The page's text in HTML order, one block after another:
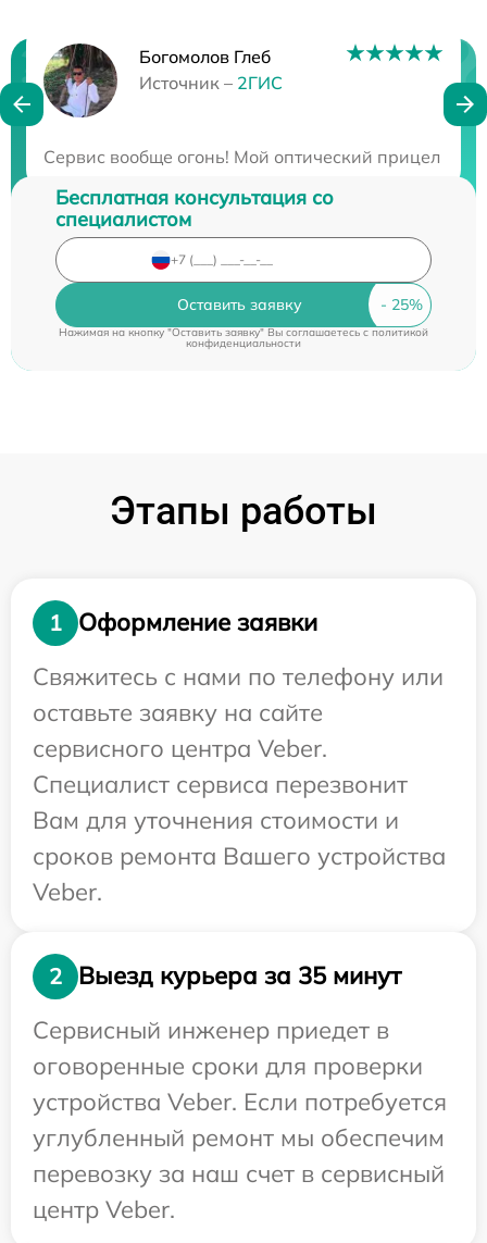
Богомолов Глеб
Источник – 2ГИС
Сервис вообще огонь! Мой оптический прицел
Нужна консультация?
Бесплатная консультация со
специалистом
Оставить заявку
Нажимая на кнопку "Оставить заявку" Вы соглашаетесь cполитикой
конфиденциальности
Этапы работы
1
Оформление заявки
Свяжитесь с нами по телефону или
оставьте заявку на сайте
сервисного центра Veber.
Специалист сервиса перезвонит
Вам для уточнения стоимости и
сроков ремонта Вашего устройства
Veber.
2
Выезд курьера за 35 минут
Сервисный инженер приедет в
оговоренные сроки для проверки
устройства Veber. Если потребуется
углубленный ремонт мы обеспечим
перевозку за наш счет в сервисный
центр Veber.